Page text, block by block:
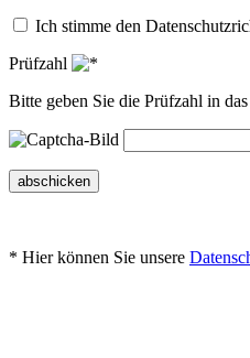
Ich stimme den
Prüfzahl
Bitte geben Sie die Prüfzahl in
abschicken
* Hier können Sie unsere